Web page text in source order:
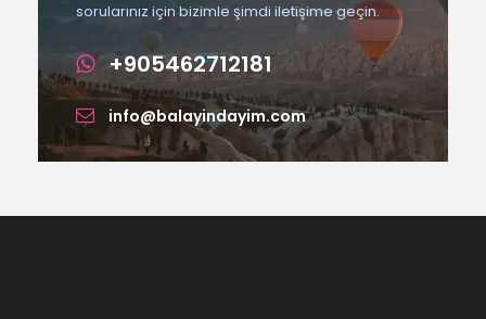
sorularınız için bizimle şimdi iletişime geçin.
+905462712181
info@balayindayim.com